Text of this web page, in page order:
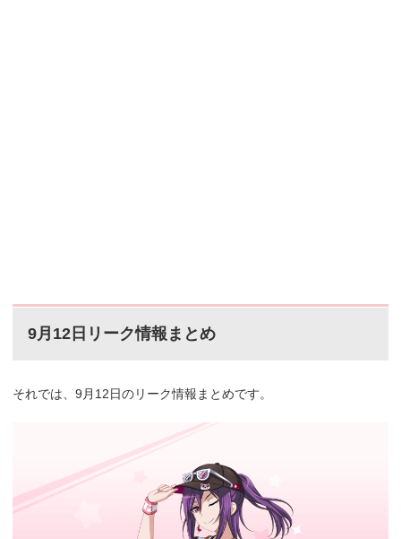
9月12日リーク情報まとめ
それでは、9月12日のリーク情報まとめです。